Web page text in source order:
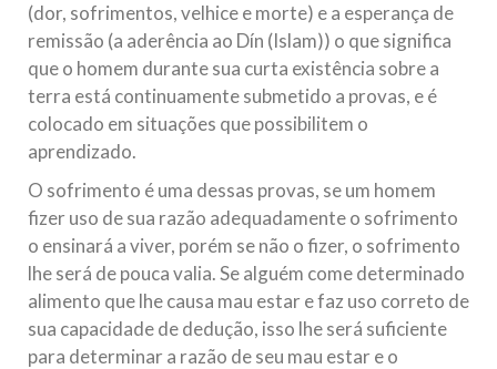
(dor, sofrimentos, velhice e morte) e a esperança de
remissão (a aderência ao Dín (Islam)) o que significa
que o homem durante sua curta existência sobre a
terra está continuamente submetido a provas, e é
colocado em situações que possibilitem o
aprendizado.
O sofrimento é uma dessas provas, se um homem
fizer uso de sua razão adequadamente o sofrimento
o ensinará a viver, porém se não o fizer, o sofrimento
lhe será de pouca valia. Se alguém come determinado
alimento que lhe causa mau estar e faz uso correto de
sua capacidade de dedução, isso lhe será suficiente
para determinar a razão de seu mau estar e o